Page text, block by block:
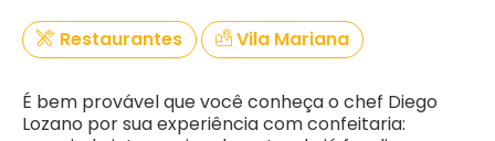
Restaurantes Vila Mariana
É bem provável que você conheça o chef Diego
Lozano por sua experiência com confeitaria: